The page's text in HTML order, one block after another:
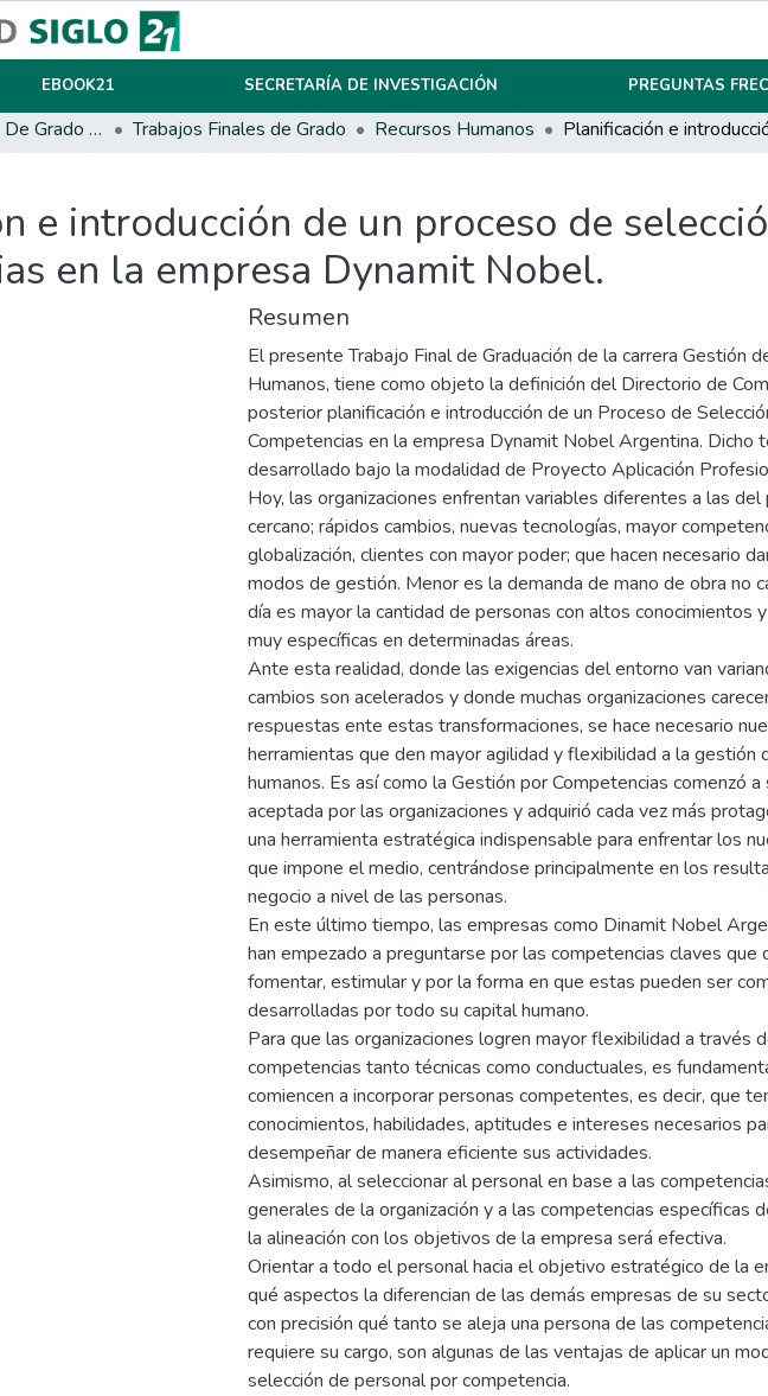
EBOOK21 SECRETARÍA DE INVESTIGACIÓN PREGUNTAS
Trabajos Finales De Grado Y Posgrado Trabajos Finales de Grado Recursos Humanos
e introducción de un proceso de
en la empresa Dynamit Nobel.
Resumen
El presente Trabajo Final de Graduación de la carrera Gestión
Humanos, tiene como objeto la definición del Directorio de
posterior planificación e introducción de un Proceso de
Competencias en la empresa Dynamit Nobel Argentina. Dicho
desarrollado bajo la modalidad de Proyecto Aplicación
Hoy, las organizaciones enfrentan variables diferentes a las del
cercano; rápidos cambios, nuevas tecnologías, mayor
globalización, clientes con mayor poder; que hacen necesario
modos de gestión. Menor es la demanda de mano de obra no
día es mayor la cantidad de personas con altos conocimientos
muy específicas en determinadas áreas.
Ante esta realidad, donde las exigencias del entorno van
cambios son acelerados y donde muchas organizaciones
respuestas ente estas transformaciones, se hace necesario
herramientas que den mayor agilidad y flexibilidad a la gestión
humanos. Es así como la Gestión por Competencias comenzó a
aceptada por las organizaciones y adquirió cada vez más
una herramienta estratégica indispensable para enfrentar los
que impone el medio, centrándose principalmente en los
negocio a nivel de las personas.
En este último tiempo, las empresas como Dinamit Nobel
han empezado a preguntarse por las competencias claves que
fomentar, estimular y por la forma en que estas pueden ser
desarrolladas por todo su capital humano.
Para que las organizaciones logren mayor flexibilidad a través
competencias tanto técnicas como conductuales, es
comiencen a incorporar personas competentes, es decir, que
conocimientos, habilidades, aptitudes e intereses necesarios
desempeñar de manera eficiente sus actividades.
Asimismo, al seleccionar al personal en base a las
generales de la organización y a las competencias específicas
la alineación con los objetivos de la empresa será efectiva.
Orientar a todo el personal hacia el objetivo estratégico de la
qué aspectos la diferencian de las demás empresas de su
con precisión qué tanto se aleja una persona de las
requiere su cargo, son algunas de las ventajas de aplicar un
selección de personal por competencia.